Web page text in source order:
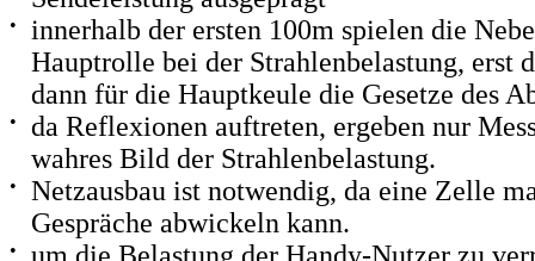
•
innerhalb der ersten 100m spielen die
Hauptrolle bei der Strahlenbelastung, erst
dann für die Hauptkeule die Gesetze des
•
da Reflexionen auftreten, ergeben nur
wahres Bild der Strahlenbelastung.
•
Netzausbau ist notwendig, da eine Zelle
Gespräche abwickeln kann.
•